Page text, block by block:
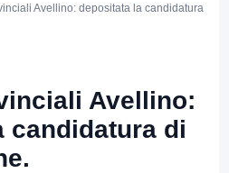
Avellino: depositata la candidatura
Avellino:
candidatura di